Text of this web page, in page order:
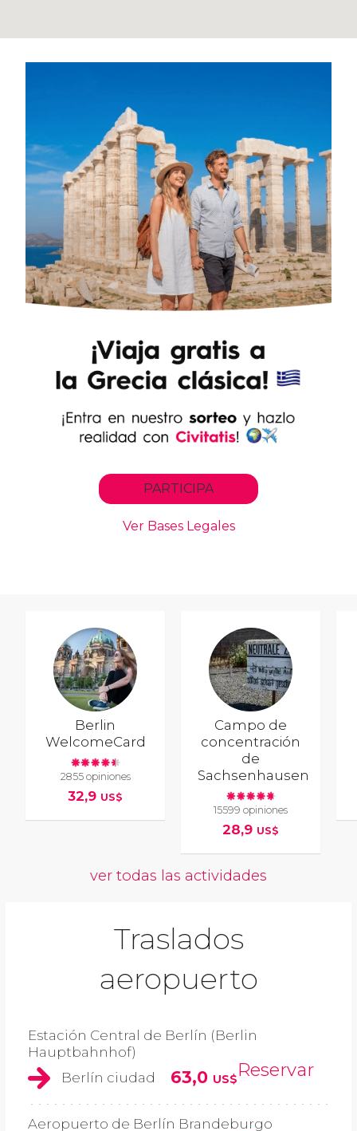
Berlin
WelcomeCard
2855 opiniones
32,9 US$
Campo de
concentración
de
Sachsenhausen
15599 opiniones
28,9 US$
ver todas las actividades
Traslados
aeropuerto
Estación Central de Berlín (Berlin
Hauptbahnhof)
Berlín ciudad
63,0 US$Reservar
Aeropuerto de Berlín Brandeburgo